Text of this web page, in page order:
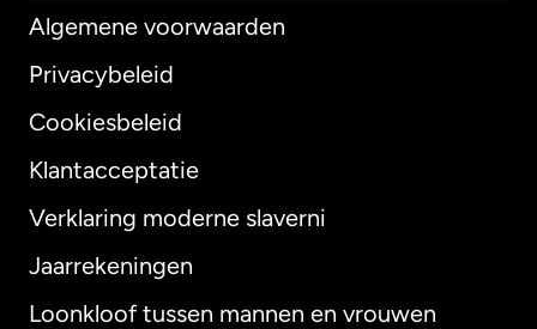
Algemene voorwaarden
Privacybeleid
Cookiesbeleid
Klantacceptatie
Verklaring moderne slaverni
Jaarrekeningen
Loonkloof tussen mannen en vrouwen
Internationaal English